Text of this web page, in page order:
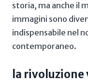
storia, ma‍ anche il
‍immagini sono
indispensabile nel
contemporaneo.
la rivoluzione